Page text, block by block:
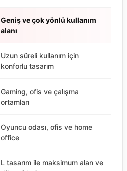
Geniş ve çok yönlü kullanım
alanı
Uzun süreli kullanım için
konforlu tasarım
Gaming, ofis ve çalışma
ortamları
Oyuncu odası, ofis ve home
office
L tasarım ile maksimum alan ve